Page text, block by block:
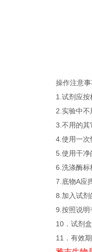
操作注意
1.试剂应
2.实验中
3.不用的其
4.使用一次
5.使用干净
6.洗涤酶标
7.底物A应
8.加入试剂
9.按照说明
10．试剂
11．有效